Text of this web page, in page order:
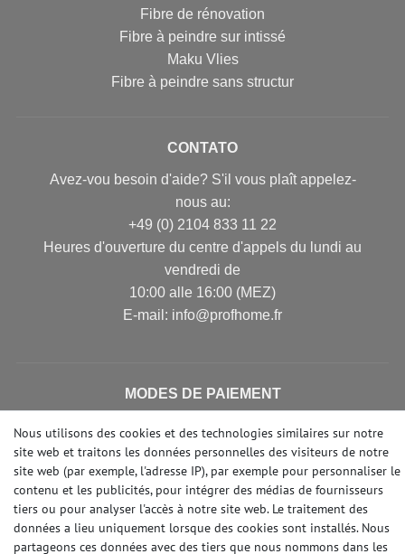
Fibre de rénovation
Fibre à peindre sur intissé
Maku Vlies
Fibre à peindre sans structur
CONTATO
Avez-vou besoin d'aide? S'il vous plaît appelez-
nous au:
+49 (0) 2104 833 11 22
Heures d'ouverture du centre d'appels du lundi au
vendredi de
10:00 alle 16:00 (MEZ)
E-mail: info@profhome.fr
MODES DE PAIEMENT
DES MÉDIAS SOCIAUX
Nous utilisons des cookies et des technologies similaires sur notre
site web et traitons les données personnelles des visiteurs de notre
site web (par exemple, l'adresse IP), par exemple pour personnaliser le
contenu et les publicités, pour intégrer des médias de fournisseurs
tiers ou pour analyser l'accès à notre site web. Le traitement des
données a lieu uniquement lorsque des cookies sont installés. Nous
partageons ces données avec des tiers que nous nommons dans les